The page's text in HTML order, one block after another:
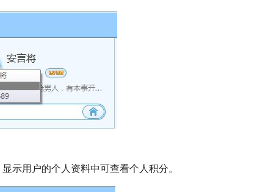
示用户的个人资料中可查看个人积分。